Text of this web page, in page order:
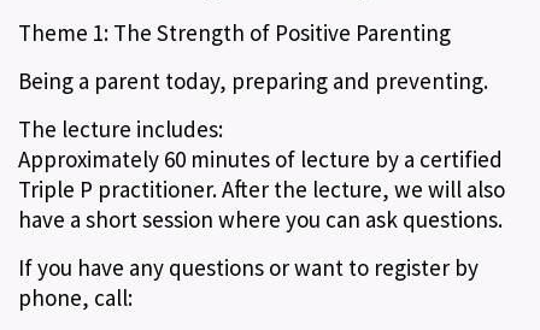
Theme 1: The Strength of Positive Parenting
Being a parent today, preparing and preventing.
The lecture includes:
Approximately 60 minutes of lecture by a certified
Triple P practitioner. After the lecture, we will also
have a short session where you can ask questions.
If you have any questions or want to register by
phone, call: